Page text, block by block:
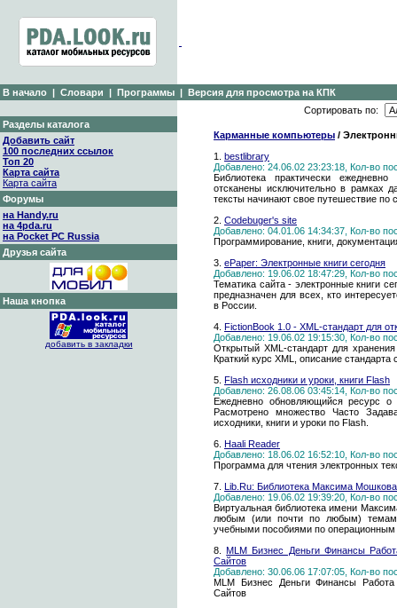
В начало | Словари | Программы | Версия для просмотра на КПК
Разделы каталога
Добавить сайт
100 последних ссылок
Топ 20
Карта сайта
Карта сайта
Форумы
на Handy.ru
на 4pda.ru
на Pocket PC Russia
Друзья сайта
Наша кнопка
добавить в закладки
Сортировать по:
Карманные компьютеры /
1. bestlibrary
Добавлено: 24.06.02 23:23:18, Кол-во
Библиотека практически
отсканены исключительно в рамках
тексты начинают свое путешествие по
2. Codebuger's site
Добавлено: 04.01.06 14:34:37, Кол-во
Программирование, книги,
3. ePaper: Электронные книги сегодня
Добавлено: 19.06.02 18:47:29, Кол-во
Тематика сайта - электронные книги
предназначен для всех, кто
в России.
4. FictionBook 1.0 - XML-стандарт для
Добавлено: 19.06.02 19:15:30, Кол-во
Открытый XML-стандарт для
Краткий курс XML, описание
5. Flash исходники и уроки, книги Flash
Добавлено: 26.08.06 03:45:14, Кол-во
Ежедневно обновляющийся ресурс о
Расмотрено множество Часто
исходники, книги и уроки по Flash.
6. Haali Reader
Добавлено: 18.06.02 16:52:10, Кол-во
Программа для чтения электронных
7. Lib.Ru: Библиотека Максима Мошкова
Добавлено: 19.06.02 19:39:20, Кол-во
Виртуальная библиотека имени
любым (или почти по любым) темам,
учебными пособиями по
8.MLM Бизнес Деньги Финансы
Сайтов
Добавлено: 30.06.06 17:07:05, Кол-во
MLM Бизнес Деньги Финансы Работа
Сайтов